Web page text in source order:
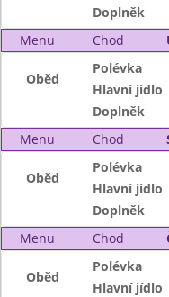
Doplněk
Menu
Chod
Oběd
Polévka
Hlavní jídlo
Doplněk
Menu
Chod
Oběd
Polévka
Hlavní jídlo
Doplněk
Menu
Chod
Oběd
Polévka
Hlavní jídlo